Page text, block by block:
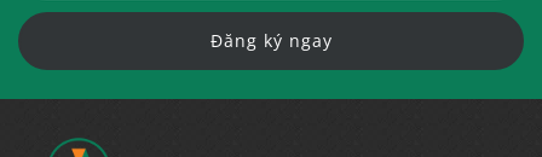
Đăng ký ngay